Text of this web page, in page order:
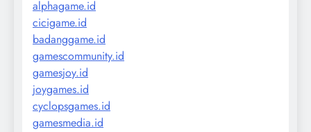
alphagame.id
cicigame.id
badanggame.id
gamescommunity.id
gamesjoy.id
joygames.id
cyclopsgames.id
gamesmedia.id